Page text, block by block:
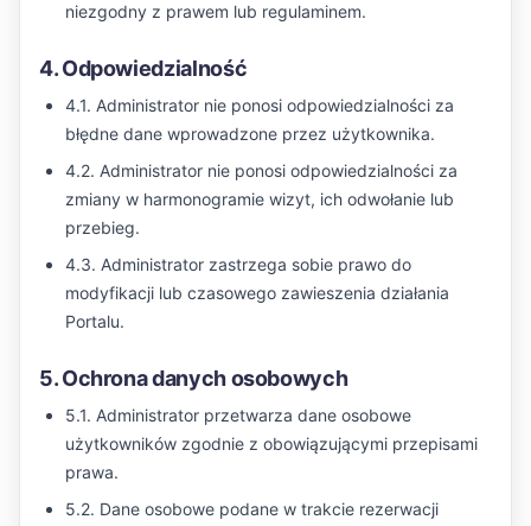
niezgodny z prawem lub regulaminem.
4. Odpowiedzialność
4.1. Administrator nie ponosi odpowiedzialności za
błędne dane wprowadzone przez użytkownika.
4.2. Administrator nie ponosi odpowiedzialności za
zmiany w harmonogramie wizyt, ich odwołanie lub
przebieg.
4.3. Administrator zastrzega sobie prawo do
modyfikacji lub czasowego zawieszenia działania
Portalu.
5. Ochrona danych osobowych
5.1. Administrator przetwarza dane osobowe
użytkowników zgodnie z obowiązującymi przepisami
prawa.
5.2. Dane osobowe podane w trakcie rezerwacji